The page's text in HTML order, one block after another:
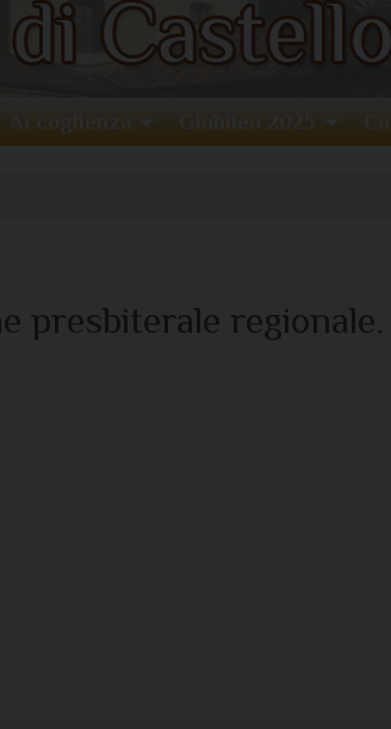
Accoglienza Giubileo 2025
presbiterale regionale.